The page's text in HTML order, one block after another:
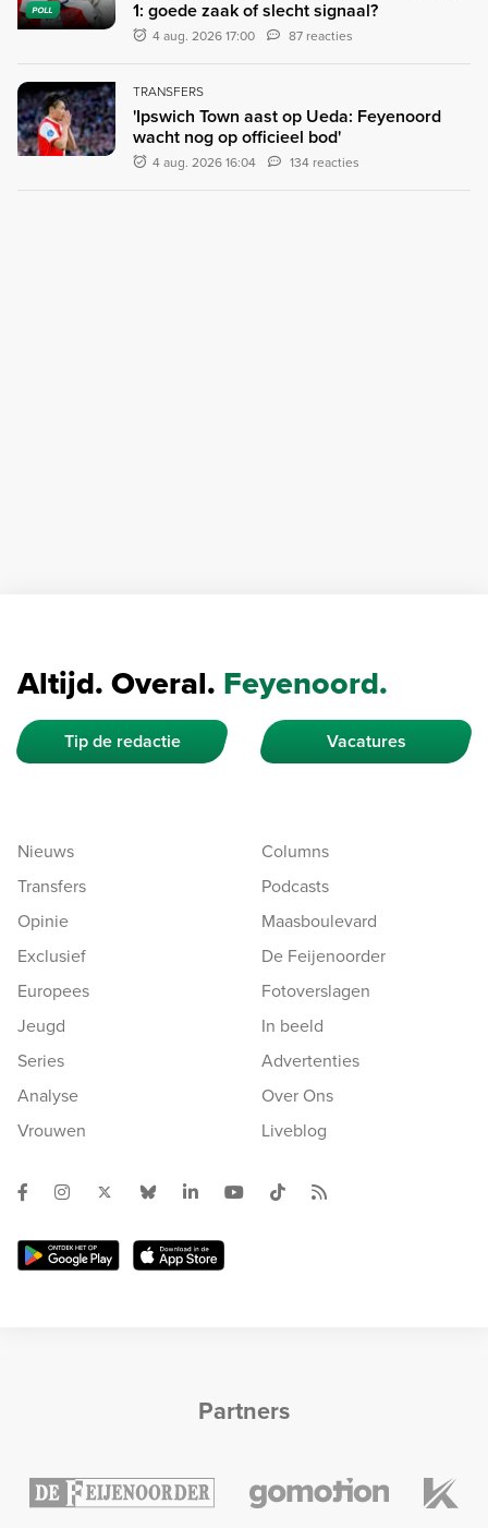
POLL
1: goede zaak of slecht signaal?
4 aug. 2026 17:00 87 reacties
TRANSFERS
'Ipswich Town aast op Ueda: Feyenoord
wacht nog op officieel bod'
4 aug. 2026 16:04 134 reacties
Altijd. Overal. Feyenoord.
Tip de redactie Vacatures
Nieuws
Transfers
Opinie
Exclusief
Europees
Jeugd
Series
Analyse
Vrouwen
Columns
Podcasts
Maasboulevard
De Feijenoorder
Fotoverslagen
In beeld
Advertenties
Over Ons
Liveblog
Partners